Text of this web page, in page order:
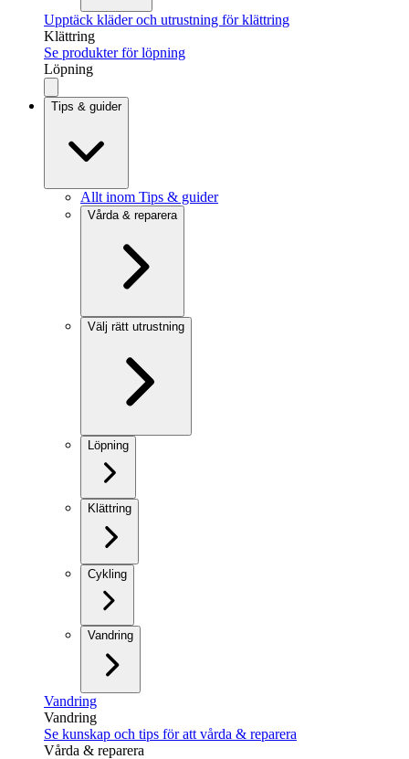
Upptäck kläder och utrustning för klättring
Klättring
Se produkter för löpning
Löpning
Tips & guider
Allt inom Tips & guider
Vårda & reparera
Välj rätt utrustning
Löpning
Klättring
Cykling
Vandring
Vandring
Vandring
Se kunskap och tips för att vårda & reparera
Vårda & reparera